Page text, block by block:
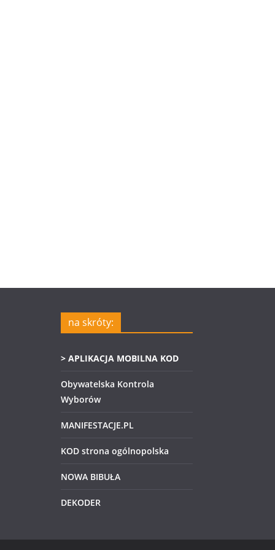
na skróty:
> APLIKACJA MOBILNA KOD
Obywatelska Kontrola
Wyborów
MANIFESTACJE.PL
KOD strona ogólnopolska
NOWA BIBUŁA
DEKODER